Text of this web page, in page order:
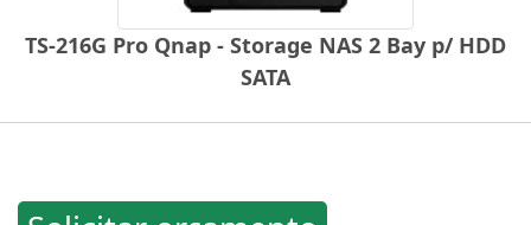
TS-216G Pro Qnap - Storage NAS 2 Bay p/ HDD
SATA